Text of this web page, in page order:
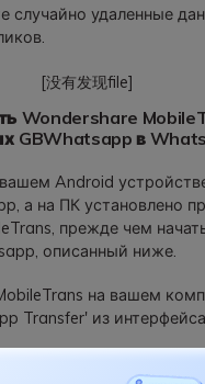
случайно удаленные
[没有发现file]
Wondershare
GBWhatsapp в
Android
а на ПК установлено
прежде чем
описанный ниже.
на вашем
Transfer' из